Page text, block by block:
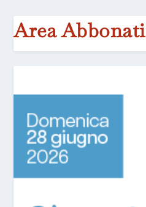
Area Abbonati